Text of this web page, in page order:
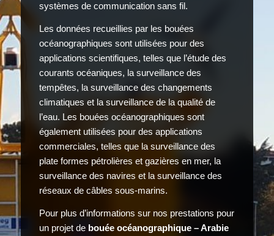
systèmes de communication sans fil.
Les données recueillies par les bouées
océanographiques sont utilisées pour des
applications scientifiques, telles que l’étude des
courants océaniques, la surveillance des
tempêtes, la surveillance des changements
climatiques et la surveillance de la qualité de
l’eau. Les bouées océanographiques sont
également utilisées pour des applications
commerciales, telles que la surveillance des
plate formes pétrolières et gazières en mer, la
surveillance des navires et la surveillance des
réseaux de câbles sous-marins.
Pour plus d’informations sur nos prestations pour
un projet de bouée océanographique – Arabie